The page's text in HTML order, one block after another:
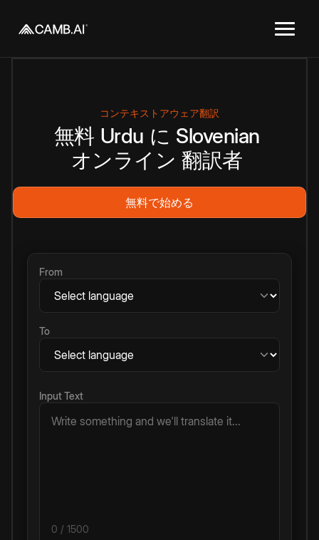
コンテキストアウェア翻訳
無料 Urdu に Slovenian
オンライン 翻訳者
無料で始める
From
To
Input Text
0 / 1500